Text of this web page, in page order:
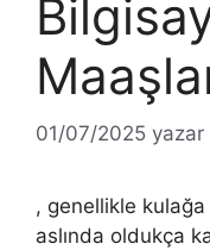
01/07/2025 yazar
, genellikle
aslında oldukça